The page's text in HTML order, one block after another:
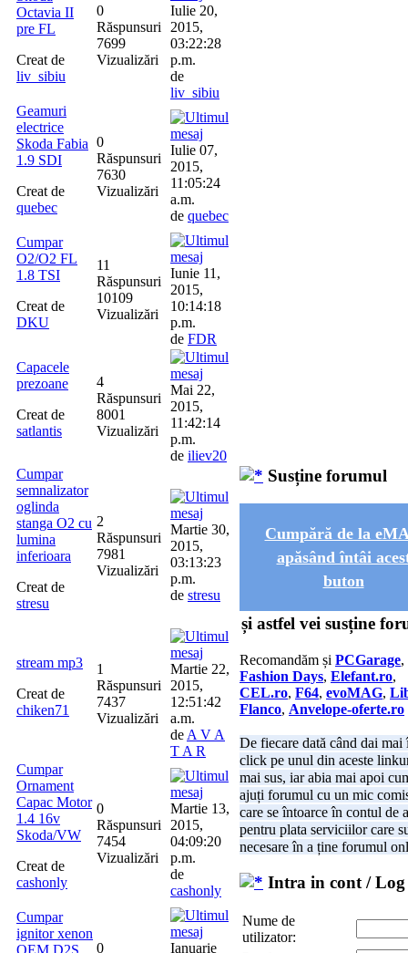
Octavia II
pre FL
Creat de
liv_sibiu
0
Răspunsuri
7699
Vizualizări
Iulie 20,
2015,
03:22:28
p.m.
de
liv_sibiu
Geamuri
electrice
Skoda Fabia
1.9 SDI
Creat de
quebec
0
Răspunsuri
7630
Vizualizări
Iulie 07,
2015,
11:05:24
a.m.
de quebec
Cumpar
O2/O2 FL
1.8 TSI
Creat de
DKU
11
Răspunsuri
10109
Vizualizări
Iunie 11,
2015,
10:14:18
p.m.
de FDR
Capacele
prezoane
Creat de
satlantis
4
Răspunsuri
8001
Vizualizări
Mai 22,
2015,
11:42:14
p.m.
de iliev20
Cumpar
semnalizator
oglinda
stanga O2 cu
lumina
inferioara
Creat de
stresu
2
Răspunsuri
7981
Vizualizări
Martie 30,
2015,
03:13:23
p.m.
de stresu
stream mp3
Creat de
chiken71
1
Răspunsuri
7437
Vizualizări
Martie 22,
2015,
12:51:42
a.m.
de A V A
T A R
Cumpar
Ornament
Capac Motor
1.4 16v
Skoda/VW
Creat de
cashonly
0
Răspunsuri
7454
Vizualizări
Martie 13,
2015,
04:09:20
p.m.
de
cashonly
Cumpar
ignitor xenon
OEM D2S
0
Ianuarie
Susține forumul
Cumpără de la
apăsând întâi
buton
și astfel vei susține
Recomandăm și PCGarage,
Fashion Days, Elefant.ro,
CEL.ro, F64, evoMAG,
Flanco, Anvelope-oferte.ro
De fiecare dată când dai mai
click pe unul din aceste
mai sus, iar abia mai apoi
ajuți forumul cu un mic
care se întoarce în contul de
pentru plata serviciilor care
necesare în a ține forumul
Intra in cont /
Nume de
utilizator: